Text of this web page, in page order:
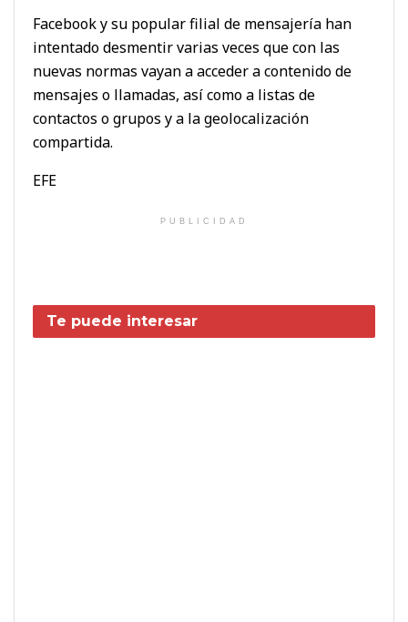
Facebook y su popular filial de mensajería han
intentado desmentir varias veces que con las
nuevas normas vayan a acceder a contenido de
mensajes o llamadas, así como a listas de
contactos o grupos y a la geolocalización
compartida.
EFE
PUBLICIDAD
Te puede interesar